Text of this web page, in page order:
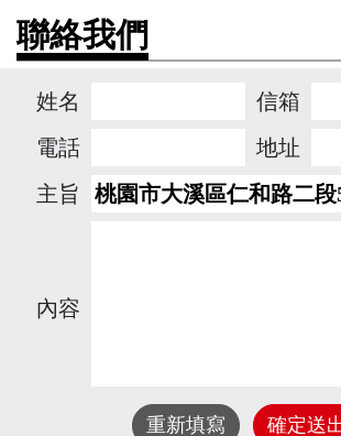
聯絡我們
姓名
信箱
電話
地址
主旨
內容
重新填寫 確定送